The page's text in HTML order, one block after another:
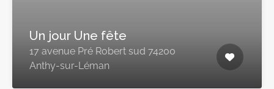
Un jour Une fête
17 avenue Pré Robert sud 74200
Anthy-sur-Léman